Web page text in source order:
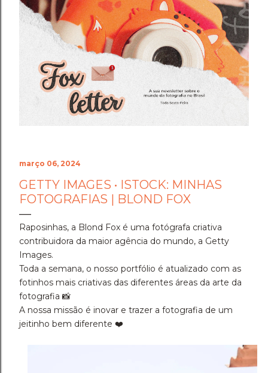
importante foi um exercício de resiliência e entrega.
Aprendi que quando a gente se compromete de
verdade com um objetivo, a nossa mente descobre
uma capacidade de sustentação que a gente nem
sabia que tinha. Foi exaustivo, mas foi a prova concreta
da minha própria força. 🦊 A Viagem para Holambra: O
Cenário do Desafio ​Trocar de ar e ir fazer a prova em
Holambra transformou o peso do compromisso em
uma experiência memorável. A cidade das flores, com
sua arquitetura, suas estufas e suas estra...
março 06, 2024
GETTY IMAGES • ISTOCK: MINHAS
FOTOGRAFIAS | BLOND FOX
Raposinhas, a Blond Fox é uma fotógrafa criativa
contribuidora da maior agência do mundo, a Getty
Images.
Toda a semana, o nosso portfólio é atualizado com as
fotinhos mais criativas das diferentes áreas da arte da
fotografia 📸
A nossa missão é inovar e trazer a fotografia de um
jeitinho bem diferente ❤️